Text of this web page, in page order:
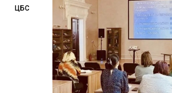
ЦБС